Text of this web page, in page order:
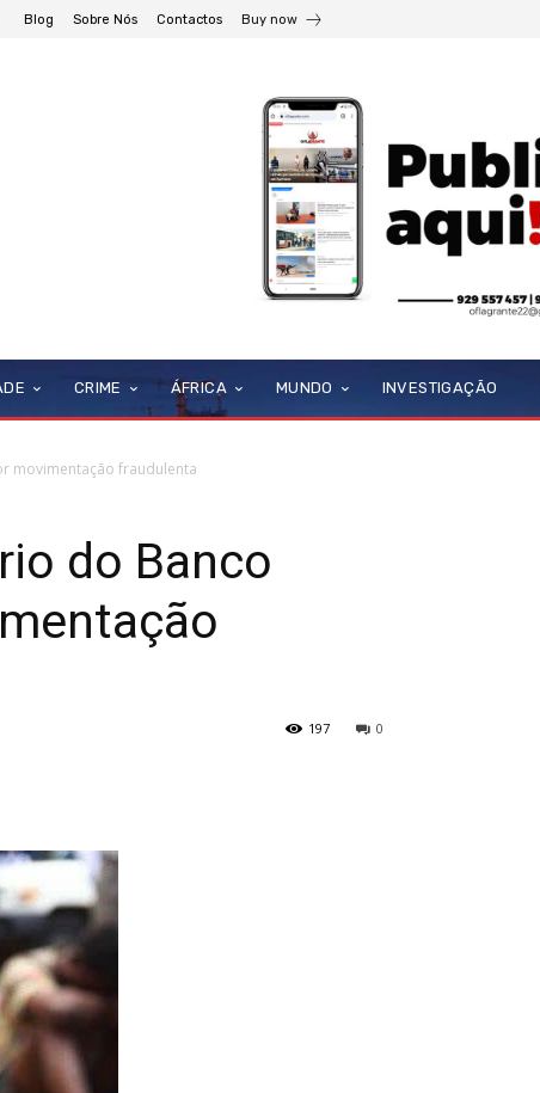
Blog Sobre Nós Contactos Buy now
CRIME ÁFRICA MUNDO INVESTIGAÇÃO
movimentação fraudulenta
do Banco
0
197